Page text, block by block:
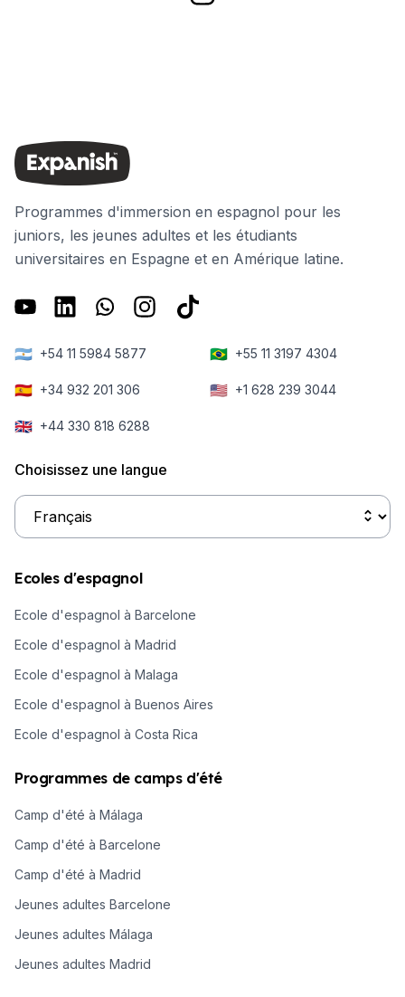
Programmes d'immersion en espagnol pour les
juniors, les jeunes adultes et les étudiants
universitaires en Espagne et en Amérique latine.
🇦🇷 +54 11 5984 5877 🇧🇷 +55 11 3197 4304
🇪🇸 +34 932 201 306 🇺🇸 +1 628 239 3044
🇬🇧 +44 330 818 6288
Choisissez une langue
Ecoles d'espagnol
Ecole d'espagnol à Barcelone
Ecole d'espagnol à Madrid
Ecole d'espagnol à Malaga
Ecole d'espagnol à Buenos Aires
Ecole d'espagnol à Costa Rica
Programmes de camps d'été
Camp d'été à Málaga
Camp d'été à Barcelone
Camp d'été à Madrid
Jeunes adultes Barcelone
Jeunes adultes Málaga
Jeunes adultes Madrid